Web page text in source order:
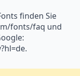
finden Sie
fonts/faq und